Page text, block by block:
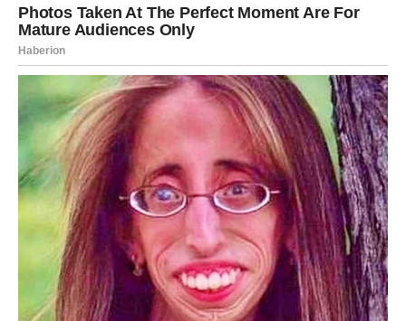
Iskrenost kao Ključ Oporavka
Jedna od ključnih lekcija koju je naučila jeste da iskrenost
prema sebi donosi olakšanje. Otvorenost o vlastitim
emocijama postala je prvi korak ka ozdravljenju. Kroz
razgovore s prijateljima i porodicom, kao i vođenje dnevnika,
pronašla je načine da izrazi svoje misli.Razgovor s
terapeutomtakođer je igrao ključnu ulogu u njenom procesu
emocionalnog oporavka, pružajući joj podršku koja joj je bila
potrebna da razjasni svoja osjećanja.
Terapeut joj je pomogao da prepozna obrasce razmišljanja koji
su je kočili, te je kroz tehnike svjesnosti i samopomoći naučila
kako se nositi s negativnim emocijama. Ovaj proces je